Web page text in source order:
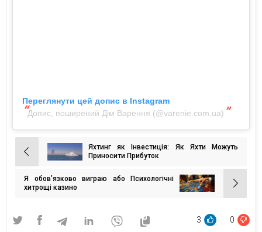
Переглянути цей допис в Instagram
Допис, поширений Дім Варення (@varenie.com.ua)
Навігація
записів
Яхтинг як Інвестиція: Як Яхти Можуть
Приносити Прибуток
Я обов’язково виграю або Психологічні
хитрощі казино
3 0